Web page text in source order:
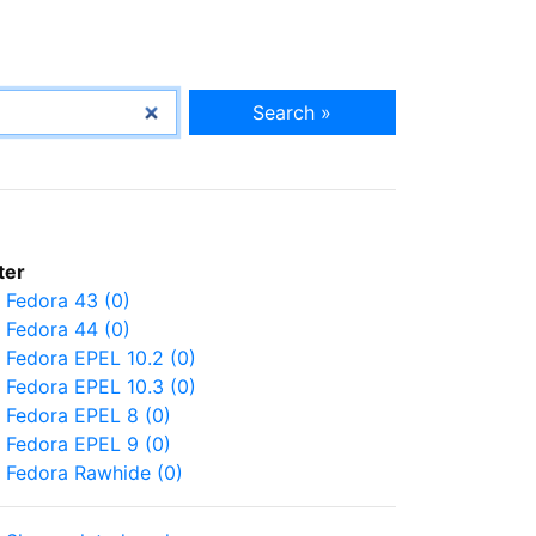
Search »
Fedora 43 (0)
Fedora 44 (0)
Fedora EPEL 10.2 (0)
Fedora EPEL 10.3 (0)
Fedora EPEL 8 (0)
Fedora EPEL 9 (0)
Fedora Rawhide (0)